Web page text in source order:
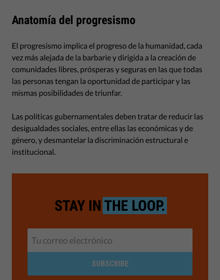
Anatomía del progresismo
El progresismo implica el progreso de la humanidad, cada
vez más alejada de la barbarie y dirigida a la creación de
comunidades libres, prósperas y seguras en las que todas
las personas tengan la oportunidad de participar y las
mismas posibilidades de triunfar.
Las políticas gubernamentales deben tratar de reducir las
desigualdades sociales, entre ellas las económicas y de
género, y desmantelar la discriminación estructural e
institucional.
STAY IN THE LOOP.
SUBSCRIBE